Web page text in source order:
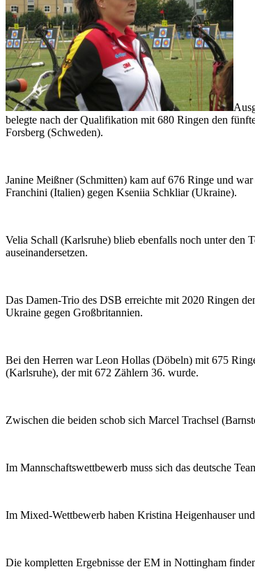
belegte nach der Qualifikation mit 680 Ringen den
Forsberg (Schweden).
Janine Meißner (Schmitten) kam auf 676 Ringe und
Franchini (Italien) gegen Kseniia Schkliar (Ukraine).
Velia Schall (Karlsruhe) blieb ebenfalls noch unter den
auseinandersetzen.
Das Damen-Trio des DSB erreichte mit 2020 Ringen
Ukraine gegen Großbritannien.
Bei den Herren war Leon Hollas (Döbeln) mit 675
(Karlsruhe), der mit 672 Zählern 36. wurde.
Zwischen die beiden schob sich Marcel Trachsel
Im Mannschaftswettbewerb muss sich das deutsche
Im Mixed-Wettbewerb haben Kristina Heigenhauser
Die kompletten Ergebnisse der EM in Nottingham